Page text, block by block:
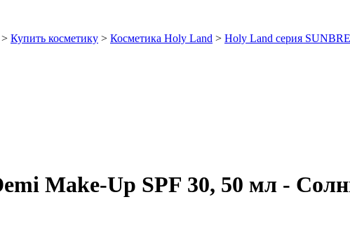
> Купить косметику > Косметика Holy Land > Holy Land серия
Мake-Up SPF 30, 50 мл -